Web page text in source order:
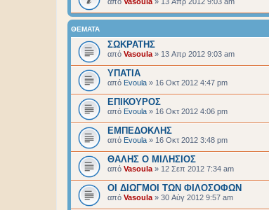
ΘΈΜΑΤΑ
ΣΩΚΡΑΤΗΣ
από Vasoula » 13 Απρ 2012 9:03 am
ΥΠΑΤΙΑ
από Evoula » 16 Οκτ 2012 4:47 pm
ΕΠΙΚΟΥΡΟΣ
από Evoula » 16 Οκτ 2012 4:06 pm
ΕΜΠΕΔΟΚΛΗΣ
από Evoula » 16 Οκτ 2012 3:48 pm
ΘΑΛΗΣ Ο ΜΙΛΗΣΙΟΣ
από Vasoula » 12 Σεπ 2012 7:34 am
ΟΙ ΔΙΩΓΜΟΙ ΤΩΝ ΦΙΛΟΣΟΦΩΝ
από Vasoula » 30 Αύγ 2012 9:57 am